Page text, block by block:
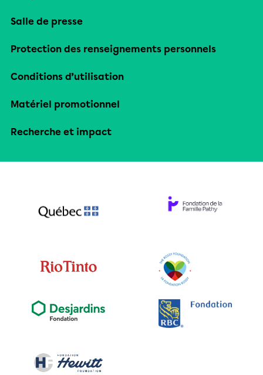
Salle de presse
Protection des renseignements personnels
Conditions d’utilisation
Matériel promotionnel
Recherche et impact